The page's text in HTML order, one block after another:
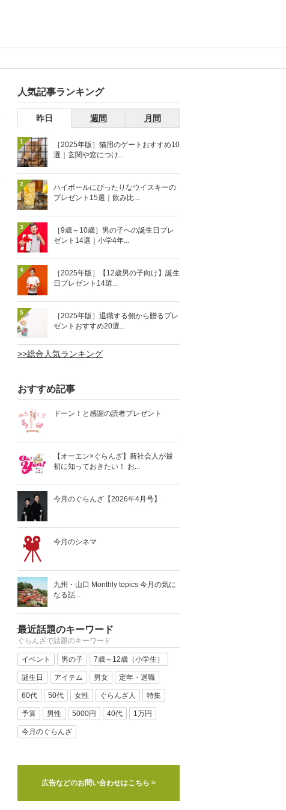
人気記事ランキング
昨日 週間 月間
1
［2025年版］猫用のゲートおすすめ10
選｜玄関や窓につけ...
2
ハイボールにぴったりなウイスキーの
プレゼント15選｜飲み比...
3
［9歳～10歳］男の子への誕生日プレ
ゼント14選｜小学4年...
4
［2025年版］【12歳男の子向け】誕生
日プレゼント14選...
5
［2025年版］退職する側から贈るプレ
ゼントおすすめ20選...
>>総合人気ランキング
おすすめ記事
ドーン！と感謝の読者プレゼント
【オーエン×ぐらんざ】新社会人が最
初に知っておきたい！ お...
今月のぐらんざ【2026年4月号】
今月のシネマ
九州・山口 Monthly topics 今月の気に
なる話...
最近話題のキーワード
ぐらんざで話題のキーワード
イベント 男の子 7歳～12歳（小学生）
誕生日 アイテム 男女 定年・退職
60代 50代 女性 ぐらんざ人 特集
予算 男性 5000円 40代 1万円
今月のぐらんざ
広告などのお問い合わせはこちら >